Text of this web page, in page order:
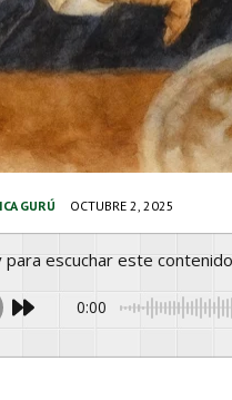
GURÚ OCTUBRE 2, 2025
para escuchar este contenido
0:00